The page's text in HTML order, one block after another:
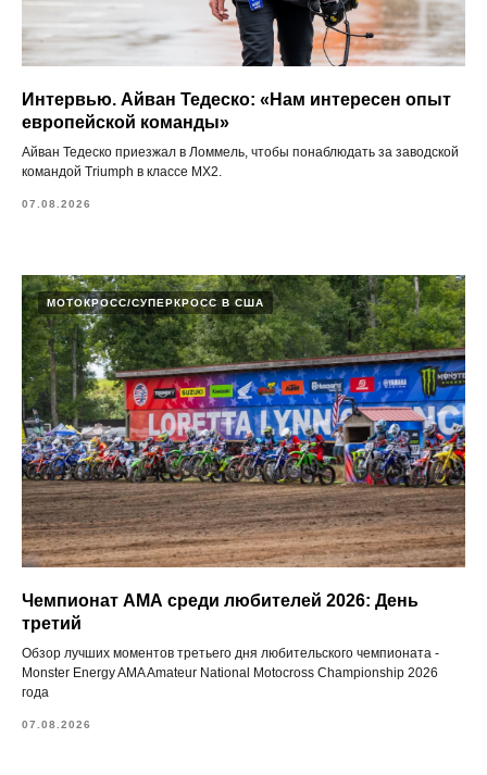
Интервью. Айван Тедеско: «Нам интересен опыт
европейской команды»
Айван Тедеско приезжал в Ломмель, чтобы понаблюдать за заводской
командой Triumph в классе MX2.
07.08.2026
МОТОКРОСС/СУПЕРКРОСС В США
Чемпионат АМА среди любителей 2026: День
третий
Обзор лучших моментов третьего дня любительского чемпионата -
Monster Energy AMA Amateur National Motocross Championship 2026
года
07.08.2026